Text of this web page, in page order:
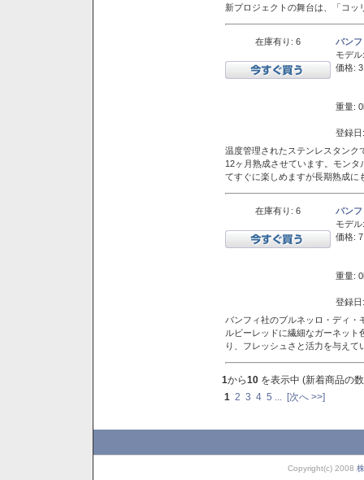
新プロジェクトの舞台は、「コ
在庫有り: 6
バン
モデル:
価格:
重量:
登録
温度管理されたステンレスタンク
12ヶ月熟成させています。モン
てすぐに楽しめますが長期熟成に
在庫有り: 6
バン
モデル:
価格:
重量:
登録
バンフィ社のブルネッロ・ディ
ルビーレッドに繊細なガーネッ
り、フレッシュさと活力を与え
1から10 を表示中 (新着商品の
1 2 3 4 5 [次へ >>]
Copyright(c) 2008